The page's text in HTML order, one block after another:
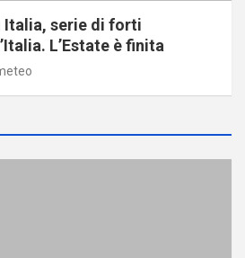
Italia, serie di forti
L’Estate è finita